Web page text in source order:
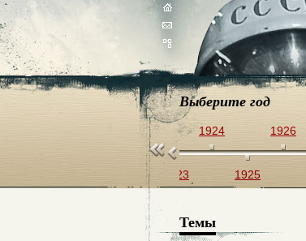
Выберите год
1922
1923
1924
1925
1926
Темы